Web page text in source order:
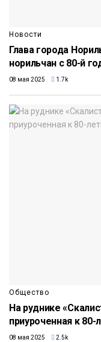
Новости
Глава города
норильчан с 80-й
08 мая 2025 1.7k
Общество
На руднике
приуроченная к
08 мая 2025 2.5k